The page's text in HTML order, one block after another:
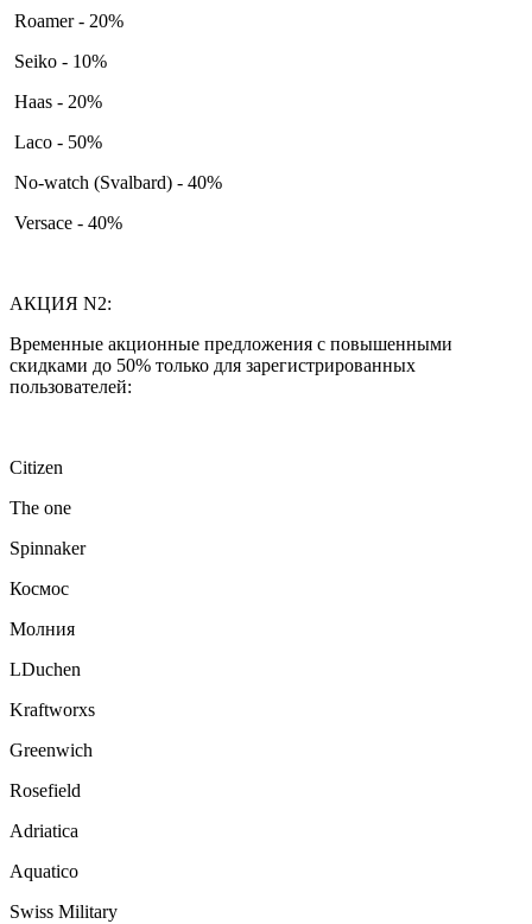
Roamer - 20%
Seiko - 10%
Haas - 20%
Laco - 50%
No-watch (Svalbard) - 40%
Versace - 40%
АКЦИЯ N2:
Временные акционные предложения с повышенными
скидками до 50% только для зарегистрированных
пользователей:
Citizen
The one
Spinnaker
Космос
Молния
LDuchen
Kraftworxs
Greenwich
Rosefield
Adriatica
Aquatico
Swiss Military